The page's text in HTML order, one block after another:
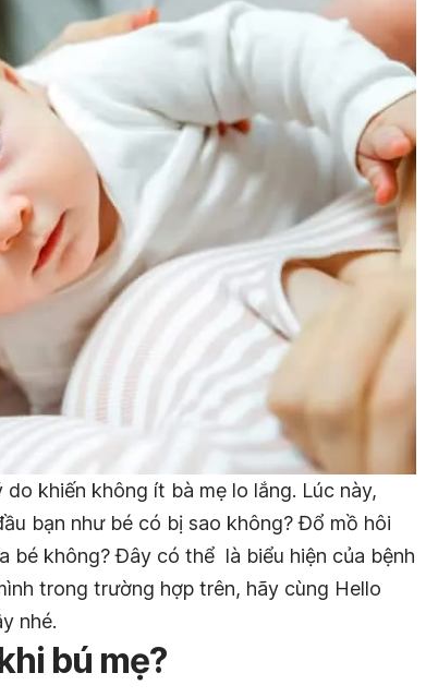
khiến không ít bà mẹ lo lắng. Lúc này,
bạn như bé có bị sao không? Đổ mồ hôi
bé không? Đây có thể là biểu hiện của bệnh
trong trường hợp trên, hãy cùng Hello
nhé.
bú mẹ?